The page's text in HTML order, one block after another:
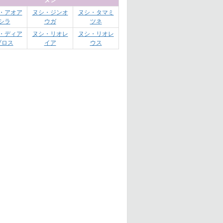
アオア
ラ
ヌシ・ジンオ
ウガ
ヌシ・タマミ
ツネ
ディア
ロス
ヌシ・リオレ
イア
ヌシ・リオレ
ウス